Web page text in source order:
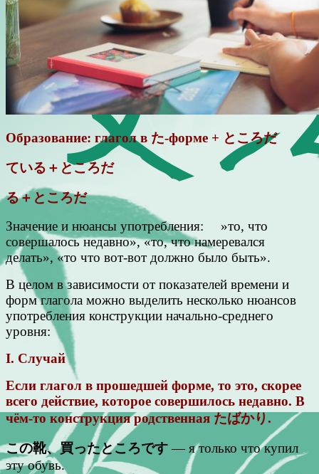
Образование: глагол в た-форме + ところだ
ている＋ところだ
る＋ところだ
Значение и нюансы употребления: »то, что
совершалось недавно», «то, что намеревался
делать», «то что вот-вот должно было быть».
В целом в зависимости от показателей времени и
форм глагола можно выделить несколько нюансов
употребления конструкции начально-среднего
уровня:
I. Случай
Если глагол в прошедшей форме, то это, скорее
всего действие, которое совершилось недавно. В
чём-то конструкция родственная たばかり.
この靴、買ったところです — я только что купил
эту обувь.